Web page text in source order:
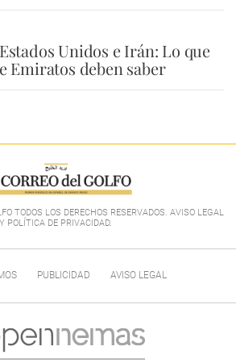
Unidos e Irán: Lo que
Emiratos deben saber
TODOS LOS DERECHOS RESERVADOS. AVISO LEGAL
Y POLÍTICA DE PRIVACIDAD.
PUBLICIDAD AVISO LEGAL